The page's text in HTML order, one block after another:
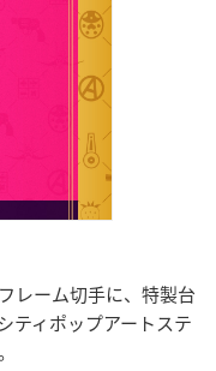
レーム切手に、特製台
ティポップアートステ